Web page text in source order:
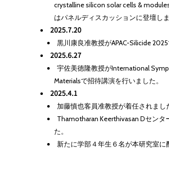
crystalline silicon solar cells &
はパネルディスカッションに登壇しま
2025.7.20
黒川康良准教授がAPAC-Silicide
2025.6.27
宇佐美徳隆教授がInternational
Materialsで招待講演を行いました。
2025.4.1
加藤慎也客員准教授が着任されまし
Thamotharan Keerthivasan Dセン
た。
新たに学部４年生６名が本研究室